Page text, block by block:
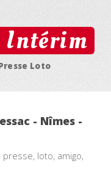
Intérim
Loto
- Nîmes -
loto, amigo,